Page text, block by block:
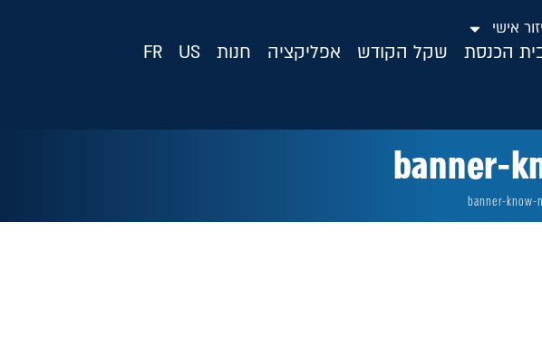
אישי
הכנסת שקל הקודש אפליקציה חנות US
FR
banner-
banner-know-